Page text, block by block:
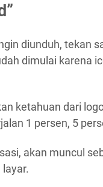
diunduh, tekan
dimulai karena
ketahuan dari
1 persen, 5
akan muncul